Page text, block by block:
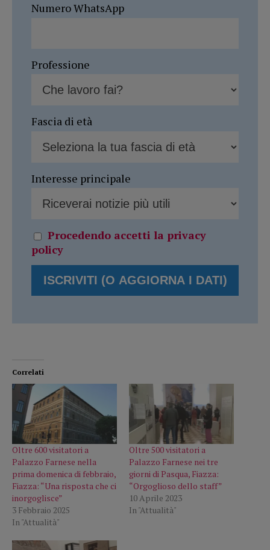
Numero WhatsApp
Professione
Fascia di età
Interesse principale
Procedendo accetti la privacy
policy
Correlati
Oltre 600 visitatori a
Palazzo Farnese nella
prima domenica di febbraio,
Fiazza: “Una risposta che ci
inorgoglisce”
3 Febbraio 2025
In "Attualità"
Oltre 500 visitatori a
Palazzo Farnese nei tre
giorni di Pasqua, Fiazza:
“Orgoglioso dello staff”
10 Aprile 2023
In "Attualità"